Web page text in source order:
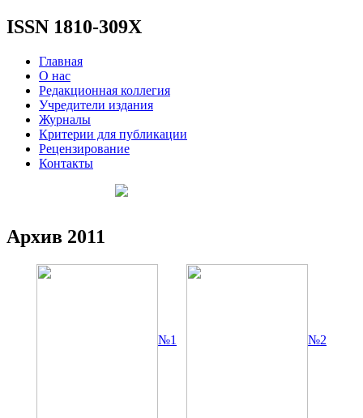
ISSN 1810-309X
Главная
О нас
Редакционная коллегия
Учредители издания
Журналы
Критерии для публикации
Рецензирование
Контакты
Архив 2011
№1 №2